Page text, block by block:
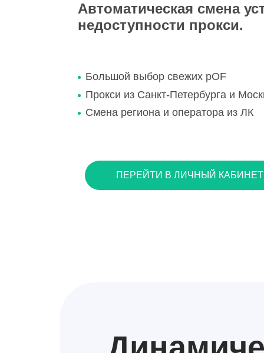
Автоматическая смена
недоступности прокси.
Большой выбор свежих pOF
Прокси из Санкт-Петербурга и
Смена региона и оператора из ЛК
ПЕРЕЙТИ В ЛИЧНЫЙ КАБИНЕТ